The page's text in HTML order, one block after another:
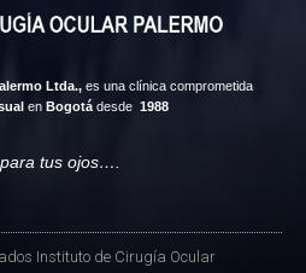
Ltda., es una clínica comprometida
en Bogotá desde 1988
tus ojos….
Instituto de Cirugía Ocular